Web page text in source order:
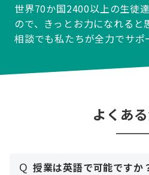
世界70か国2400以上の生徒
ので、きっとお力になれると
相談でも私たちが全力でサポ
よくあ
Q 授業は英語で可能ですか